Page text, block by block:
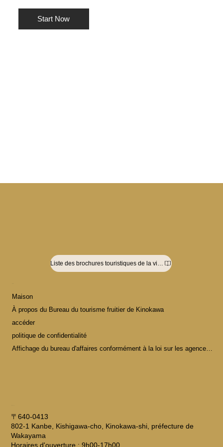
Start Now
Maison
À propos du Bureau du tourisme fruitier de Kinokawa
accéder
politique de confidentialité
Affichage du bureau d'affaires conformément à la loi sur les agences de voyages
〒640-0413
802-1 Kanbe, Kishigawa-cho, Kinokawa-shi, préfecture de
Wakayama
Horaires d'ouverture : 9h00-17h00
Liste des brochures touristiques de la ville de Kinokawa